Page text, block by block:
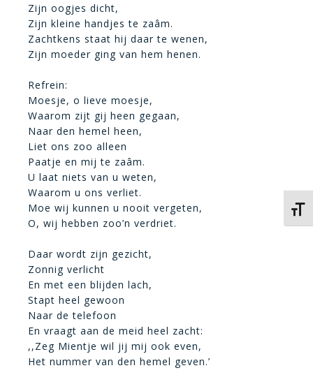
Zijn oogjes dicht,
Zijn kleine handjes te zaâm.
Zachtkens staat hij daar te wenen,
Zijn moeder ging van hem henen.
Refrein:
Moesje, o lieve moesje,
Waarom zijt gij heen gegaan,
Naar den hemel heen,
Liet ons zoo alleen
Paatje en mij te zaâm.
U laat niets van u weten,
Waarom u ons verliet.
Moe wij kunnen u nooit vergeten,
O, wij hebben zoo’n verdriet.
Daar wordt zijn gezicht,
Zonnig verlicht
En met een blijden lach,
Stapt heel gewoon
Naar de telefoon
En vraagt aan de meid heel zacht:
,,Zeg Mientje wil jij mij ook even,
Het nummer van den hemel geven.’